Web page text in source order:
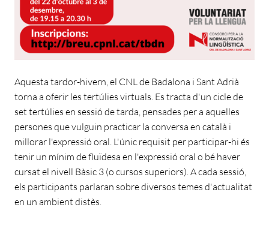
Aquesta tardor-hivern, el CNL de Badalona i Sant Adrià
torna a oferir les tertúlies virtuals. Es tracta d'un cicle de
set tertúlies en sessió de tarda, pensades per a aquelles
persones que vulguin practicar la conversa en català i
millorar l'expressió oral. L'únic requisit per participar-hi és
tenir un mínim de fluïdesa en l'expressió oral o bé haver
cursat el nivell Bàsic 3 (o cursos superiors). A cada sessió,
els participants parlaran sobre diversos temes d'actualitat
en un ambient distès.